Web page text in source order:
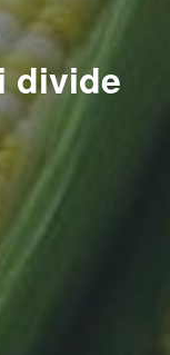
divide